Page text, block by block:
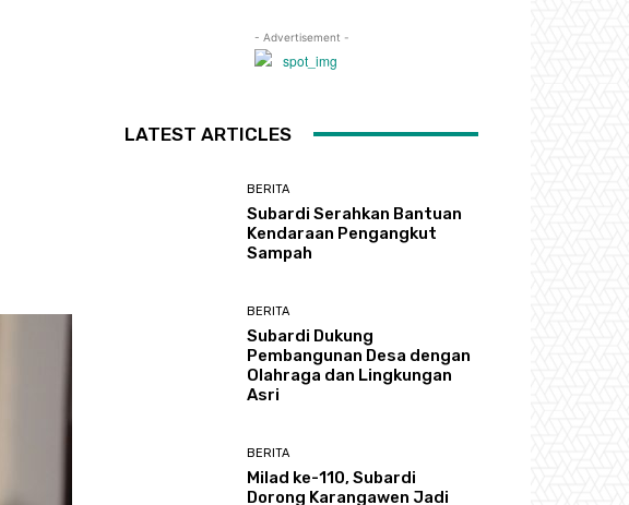
- Advertisement -
LATEST ARTICLES
BERITA
Subardi Serahkan Bantuan
Kendaraan Pengangkut
Sampah
BERITA
Subardi Dukung
Pembangunan Desa dengan
Olahraga dan Lingkungan
Asri
BERITA
Milad ke-110, Subardi
Dorong Karangawen Jadi